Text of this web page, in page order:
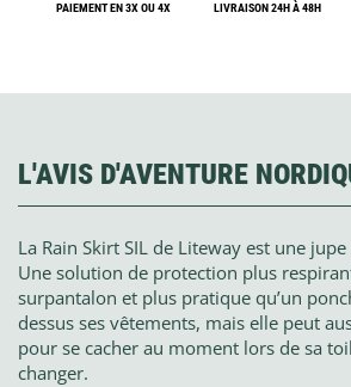
PAIEMENT EN 3X OU 4X LIVRAISON 24H À 48H
L'AVIS D'AVENTURE
La Rain Skirt SIL de Liteway est une
Une solution de protection plus
surpantalon et plus pratique qu’un
dessus ses vêtements, mais elle peut
pour se cacher au moment lors de sa
changer.